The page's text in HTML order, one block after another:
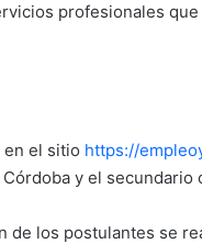
profesionales
en el sitio https://
y el secundario
de los postulantes se